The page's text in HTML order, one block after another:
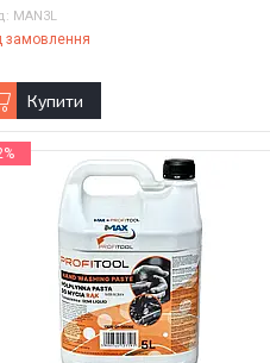
MAN3L
замовлення
Купити